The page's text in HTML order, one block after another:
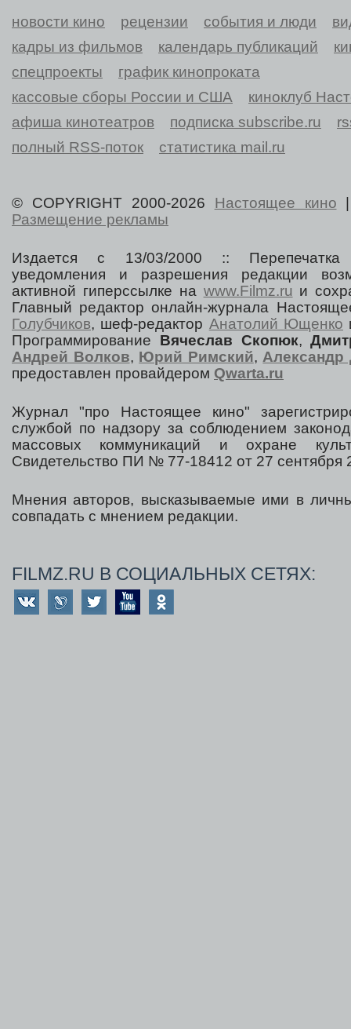
новости кино рецензии события и люди
кадры из фильмов
календарь публикаций
спецпроекты
график кинопроката
кассовые сборы России и США
киноклуб
афиша кинотеатров
подписка subscribe.ru
полный RSS-поток
статистика mail.ru
© COPYRIGHT 2000-2026 Настоящее кино
Размещение рекламы
Издается с 13/03/2000 :: Перепечатка
уведомления и разрешения редакции
активной гиперссылке на www.Filmz.ru и
Главный редактор онлайн-журнала
Голубчиков, шеф-редактор Анатолий Ющенко
Программирование Вячеслав Скопюк,
Андрей Волков, Юрий Римский,Александр
предоставлен провайдером Qwarta.ru
Журнал "про Настоящее кино"
службой по надзору за соблюдением
массовых коммуникаций и охране
Свидетельство ПИ № 77-18412 от 27 сентября
Мнения авторов, высказываемые ими в
совпадать с мнением редакции.
FILMZ.RU В СОЦИАЛЬНЫХ СЕТЯХ: